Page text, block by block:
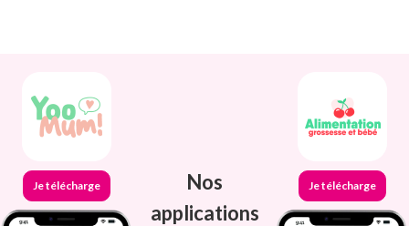
Je télécharge
Nos
applications
Je télécharge